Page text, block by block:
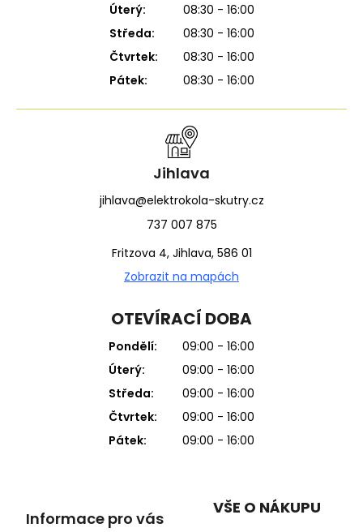
Úterý:
08:30 - 16:00
Středa:
08:30 - 16:00
Čtvrtek:
08:30 - 16:00
Pátek:
08:30 - 16:00
Jihlava
jihlava@elektrokola-skutry.cz
737 007 875
Fritzova 4, Jihlava, 586 01
Zobrazit na mapách
OTEVÍRACÍ DOBA
Pondělí:
09:00 - 16:00
Úterý:
09:00 - 16:00
Středa:
09:00 - 16:00
Čtvrtek:
09:00 - 16:00
Pátek:
09:00 - 16:00
Informace pro vás
VŠE O NÁKUPU